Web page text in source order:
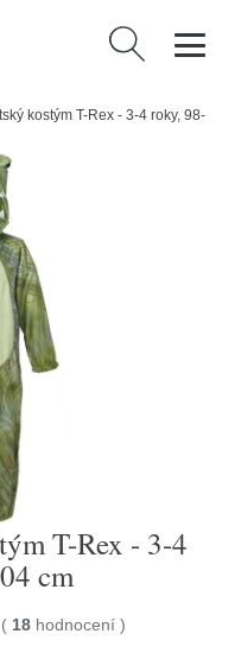
Vyhledávání
kostým T-Rex - 3-4 roky, 98-
T-Rex - 3-4
cm
( 18 hodnocení )